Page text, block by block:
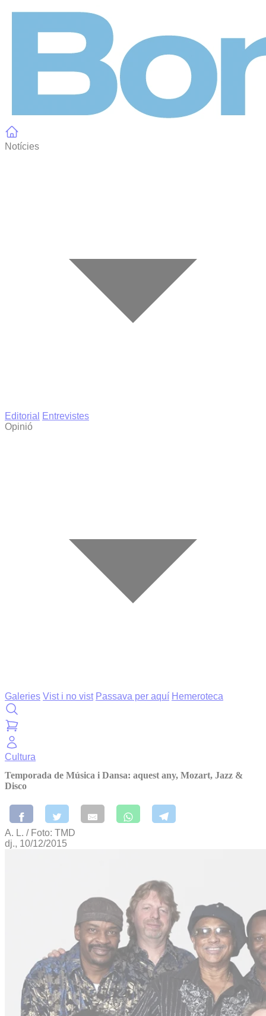
Notícies
Editorial
Entrevistes
Opinió
Galeries Vist i no vist Passava per aquí Hemeroteca
Cultura
Temporada de Música i Dansa: aquest any, Mozart, Jazz &
Disco
A. L. / Foto: TMD
dj., 10/12/2015